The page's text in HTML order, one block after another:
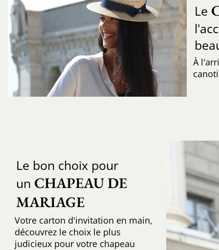
Le
À
Le bon choix pour
un CHAPEAU DE
MARIAGE
Votre carton d'invitation en main,
découvrez le choix le plus
judicieux pour votre chapeau